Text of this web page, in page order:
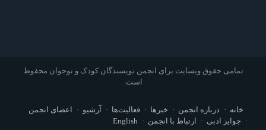
تمامی حقوق وبسایت برای انجمن نویسندگان کودک و نوجوان محفوظ
است.
خانه درباره انجمن خبرها فعالیت‌ها آرشیو
اعضای انجمن
جوایز ادبی
ارتباط با انجمن English